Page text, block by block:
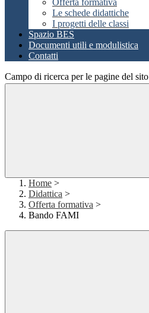
Offerta formativa
Le schede didattiche
I progetti delle classi
Spazio BES
Documenti utili e modulistica
Contatti
Campo di ricerca per le pagine del sito
Home >
Didattica >
Offerta formativa >
Bando FAMI